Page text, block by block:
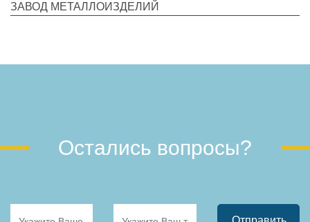
ЗАВОД МЕТАЛЛОИЗДЕЛИЙ
Остались вопросы?